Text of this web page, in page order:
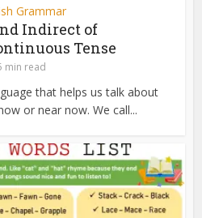
Grammar
Indirect of
Tense
min read
that helps us talk about
or near now. We call...